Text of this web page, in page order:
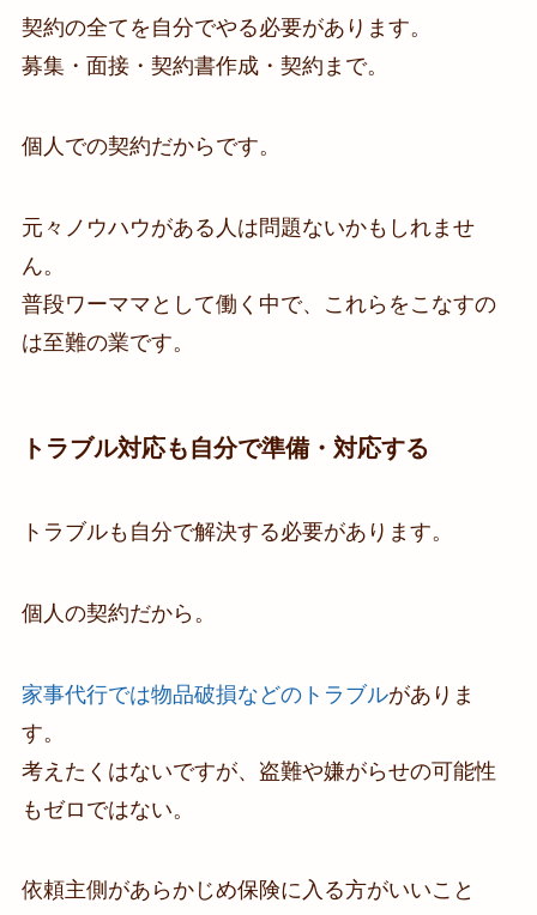
契約の全てを自分でやる必要があります。
募集・面接・契約書作成・契約まで。
個人での契約だからです。
元々ノウハウがある人は問題ないかもしれませ
ん。
普段ワーママとして働く中で、これらをこなすの
は至難の業です。
トラブル対応も自分で準備・対応する
トラブルも自分で解決する必要があります。
個人の契約だから。
家事代行では物品破損などのトラブルがありま
す。
考えたくはないですが、盗難や嫌がらせの可能性
もゼロではない。
依頼主側があらかじめ保険に入る方がいいこと